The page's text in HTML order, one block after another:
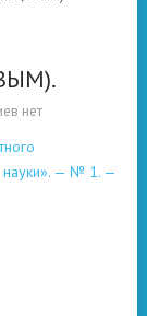
нет
науки». — № 1. —